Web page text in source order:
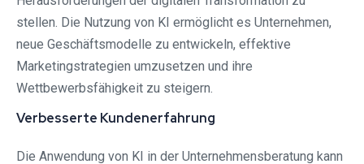
stellen. Die Nutzung von KI ermöglicht es Unternehmen,
neue Geschäftsmodelle zu entwickeln, effektive
Marketingstrategien umzusetzen und ihre
Wettbewerbsfähigkeit zu steigern.
Verbesserte Kundenerfahrung
Die Anwendung von KI in der Unternehmensberatung kann